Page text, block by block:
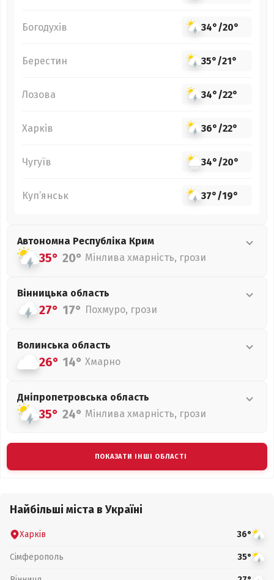
Богодухів 34°/20°
Берестин 35°/21°
Лозова 34°/22°
Харків 36°/22°
Чугуїв 34°/20°
Куп’янськ 37°/19°
Автономна Республіка Крим
35° 20° Мінлива хмарність, грози
Вінницька область
27° 17° Похмуро, грози
Волинська область
26° 14° Хмарно
Дніпропетровська область
35° 24° Мінлива хмарність, грози
ПОКАЗАТИ ІНШІ ОБЛАСТІ
Найбільші міста в Україні
Харків 36°
Сімферополь 35°